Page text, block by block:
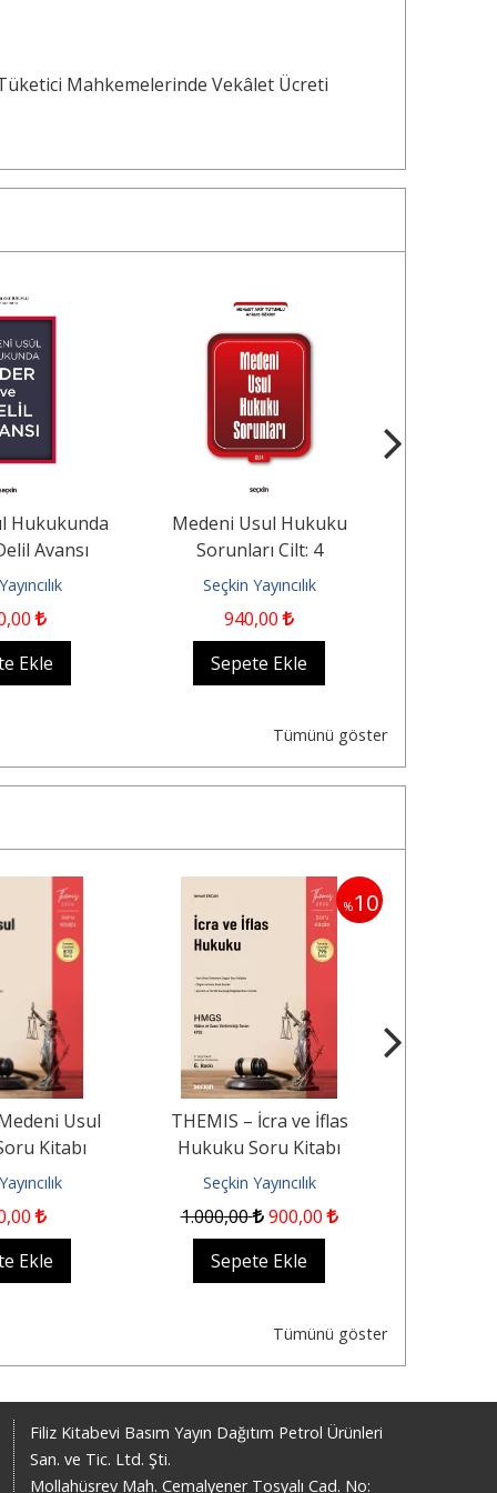
Mahkemelerinde Vekâlet Ücreti
Hukukunda
Avansı
,00
Ekle
Medeni Usul Hukuku
Sorunları Cilt: 4
Seçkin Yayıncılık
940,00
Sepete Ekle
Tümünü göster
Usul
Kitabı
,00
Ekle
%10
THEMIS – İcra ve İflas
Hukuku Soru Kitabı
Seçkin Yayıncılık
1.000,00 900,00
Sepete Ekle
Tümünü göster
Filiz Kitabevi Basım Yayın Dağıtım Petrol Ürünleri
San. ve Tic. Ltd. Şti.
Mollahüsrev Mah. Cemalyener Tosyalı Cad. No: